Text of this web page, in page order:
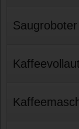
Saugroboter